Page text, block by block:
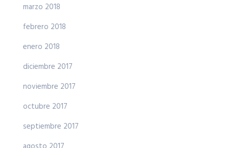
marzo 2018
febrero 2018
enero 2018
diciembre 2017
noviembre 2017
octubre 2017
septiembre 2017